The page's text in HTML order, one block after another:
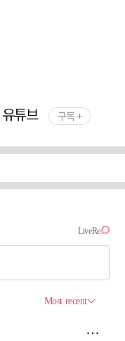
유튜브 구독 +